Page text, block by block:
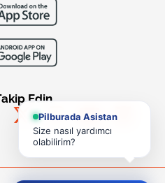
Edin
Pilburada Asistan
Size nasıl yardımcı
olabilirim?